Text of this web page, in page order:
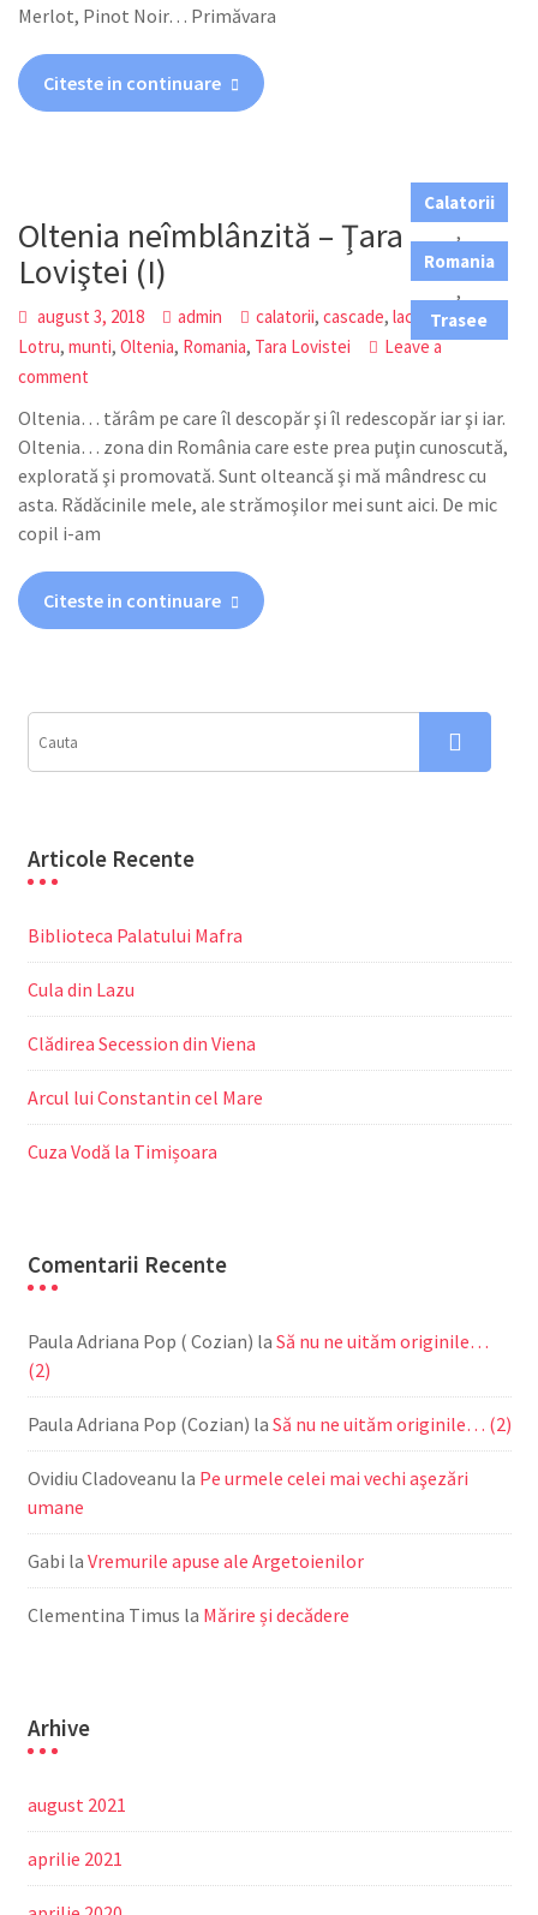
Merlot, Pinot Noir… Primăvara
Citeste in continuare
Calatorii
,
Romania
,
Trasee
Oltenia neîmblânzită – Ţara
Loviştei (I)
august 3, 2018 admin calatorii,cascade,lacuri,Latorita
Lotru,munti,Oltenia, Romania, Tara Lovistei
Leave a
comment
Oltenia… tărâm pe care îl descopăr şi îl redescopăr iar şi iar.
Oltenia… zona din România care este prea puţin cunoscută,
explorată şi promovată. Sunt olteancă şi mă mândresc cu
asta. Rădăcinile mele, ale strămoşilor mei sunt aici. De mic
copil i-am
Citeste in continuare
Articole Recente
Biblioteca Palatului Mafra
Cula din Lazu
Clădirea Secession din Viena
Arcul lui Constantin cel Mare
Cuza Vodă la Timișoara
Comentarii Recente
Paula Adriana Pop ( Cozian) la Să nu ne uităm originile…
(2)
Paula Adriana Pop (Cozian) la Să nu ne uităm originile… (2)
Ovidiu Cladoveanu la Pe urmele celei mai vechi aşezări
umane
Gabi la Vremurile apuse ale Argetoienilor
Clementina Timus la Mărire și decădere
Arhive
august 2021
aprilie 2021